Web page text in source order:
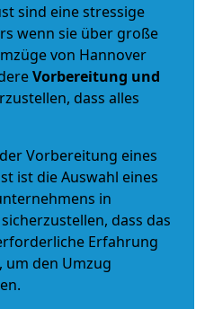
sind eine stressige
wenn sie über große
von Hannover
Vorbereitung und
dass alles
Vorbereitung eines
ist die Auswahl eines
in
dass das
Erfahrung
den Umzug